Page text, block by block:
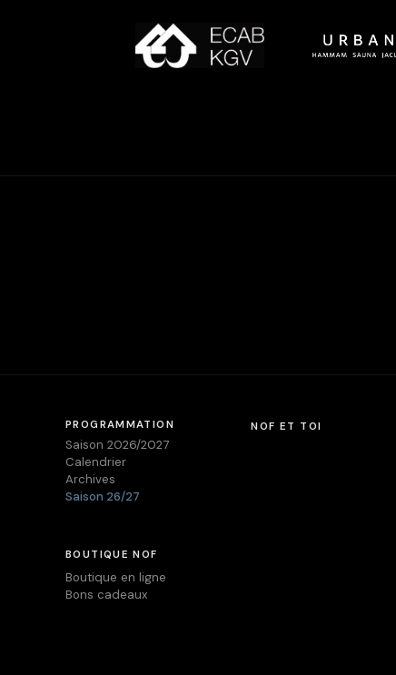
PROGRAMMATION
Saison 2026/2027
Calendrier
Archives
Saison 26/27
NOF ET TOI
BOUTIQUE NOF
Boutique en ligne
Bons cadeaux